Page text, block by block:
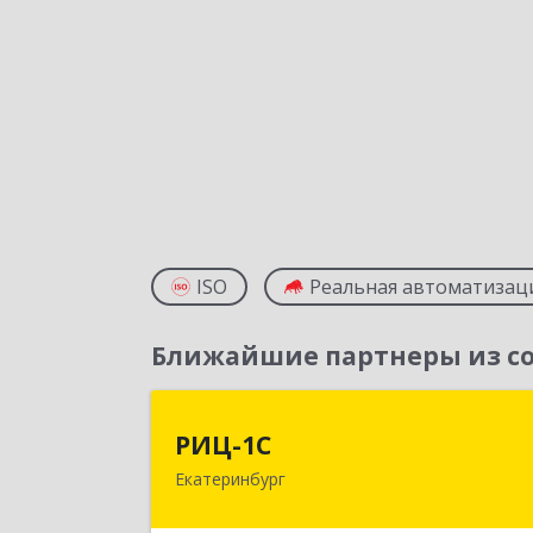
ISO Реальная
Ближайшие партнеры из
РИЦ-1С
Екатеринбург